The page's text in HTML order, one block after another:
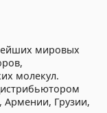
мировых
молекул.
Армении, Грузии,